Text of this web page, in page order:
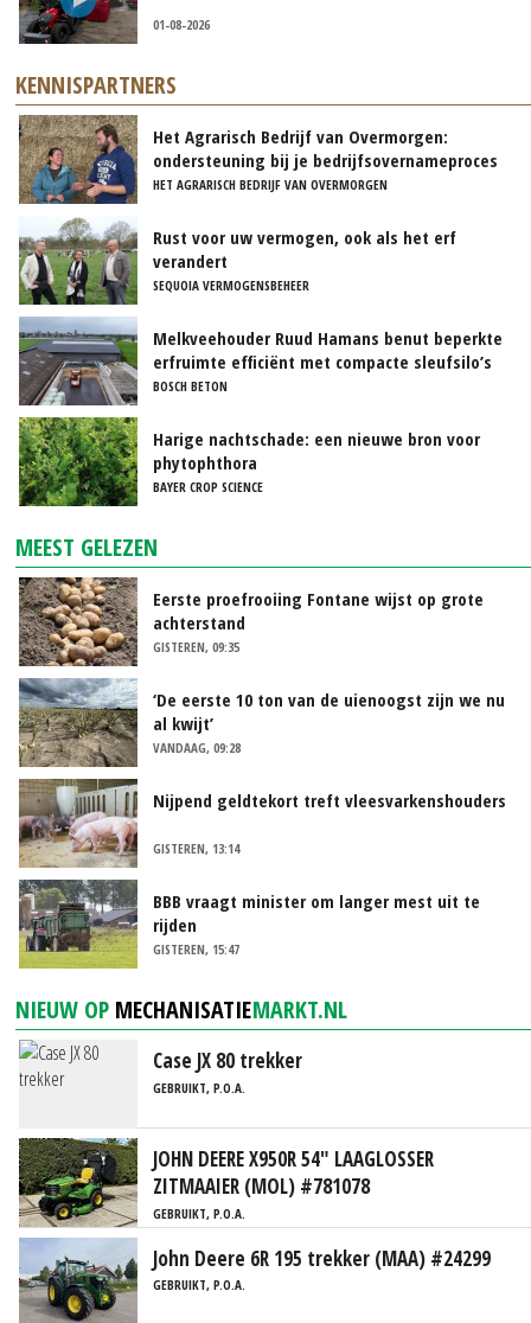
01-08-2026
KENNISPARTNERS
Het Agrarisch Bedrijf van Overmorgen:
ondersteuning bij je bedrijfsovernameproces
HET AGRARISCH BEDRIJF VAN OVERMORGEN
Rust voor uw vermogen, ook als het erf
verandert
SEQUOIA VERMOGENSBEHEER
Melkveehouder Ruud Hamans benut beperkte
erfruimte efficiënt met compacte sleufsilo’s
BOSCH BETON
Harige nachtschade: een nieuwe bron voor
phytophthora
BAYER CROP SCIENCE
MEEST GELEZEN
Eerste proefrooiing Fontane wijst op grote
achterstand
GISTEREN, 09:35
‘De eerste 10 ton van de uienoogst zijn we nu
al kwijt’
VANDAAG, 09:28
Nijpend geldtekort treft vleesvarkenshouders
GISTEREN, 13:14
BBB vraagt minister om langer mest uit te
rijden
GISTEREN, 15:47
NIEUW OP MECHANISATIEMARKT.NL
Case JX 80 trekker
GEBRUIKT, P.O.A.
JOHN DEERE X950R 54" LAAGLOSSER
ZITMAAIER (MOL) #781078
GEBRUIKT, P.O.A.
John Deere 6R 195 trekker (MAA) #24299
GEBRUIKT, P.O.A.